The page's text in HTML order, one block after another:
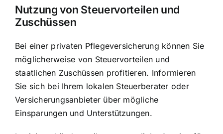
Nutzung von Steuervorteilen und
Zuschüssen
Bei einer privaten Pflegeversicherung können Sie
möglicherweise von Steuervorteilen und
staatlichen Zuschüssen profitieren. Informieren
Sie sich bei Ihrem lokalen Steuerberater oder
Versicherungsanbieter über mögliche
Einsparungen und Unterstützungen.